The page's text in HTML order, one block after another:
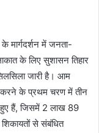
मार्गदर्शन में जनता-
के लिए सुशासन तिहार
जारी है। आम
के प्रथम चरण में तीन
हुए हैं, जिसमें 2 लाख 89
से संबंधित